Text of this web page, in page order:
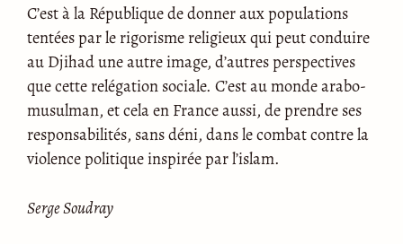
C’est à la République de donner aux populations
tentées par le rigorisme religieux qui peut conduire
au Djihad une autre image, d’autres perspectives
que cette relégation sociale. C’est au monde arabo-
musulman, et cela en France aussi, de prendre ses
responsabilités, sans déni, dans le combat contre la
violence politique inspirée par l’islam.
Serge Soudray